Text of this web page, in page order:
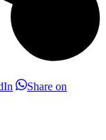
ShareShare on